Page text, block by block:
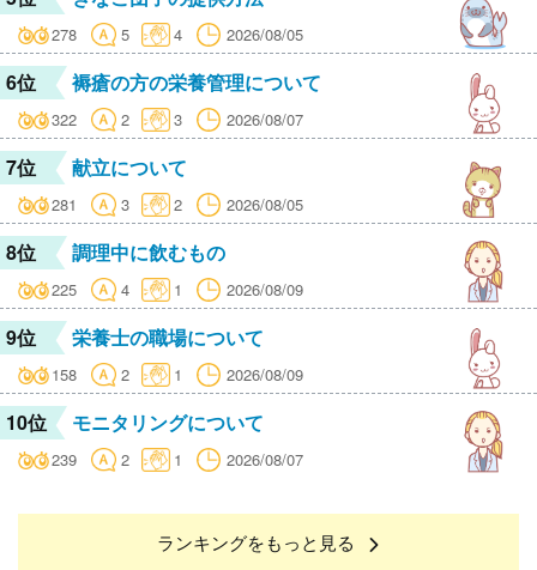
278 5 4 2026/08/05
6位 褥瘡の方の栄養管理について
322 2 3 2026/08/07
7位 献立について
281 3 2 2026/08/05
8位 調理中に飲むもの
225 4 1 2026/08/09
9位 栄養士の職場について
158 2 1 2026/08/09
10位 モニタリングについて
239 2 1 2026/08/07
ランキングをもっと見る